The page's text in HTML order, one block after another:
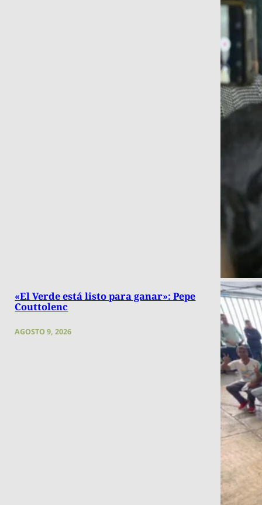
«El Verde está listo para ganar»: Pepe
Couttolenc
AGOSTO 9, 2026